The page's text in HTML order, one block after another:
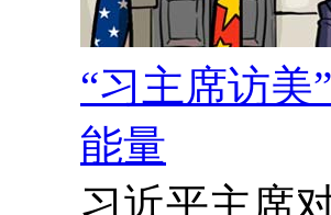
“习主席访
能量
习近平主席